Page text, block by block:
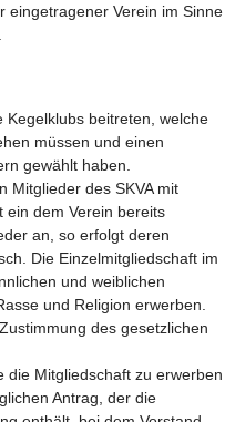
eingetragener Verein im Sinne
Kegelklubs beitreten, welche
müssen und einen
gewählt haben.
Mitglieder des SKVA mit
ein dem Verein bereits
an, so erfolgt deren
Die Einzelmitgliedschaft im
und weiblichen
und Religion erwerben.
des gesetzlichen
die Mitgliedschaft zu erwerben
Antrag, der die